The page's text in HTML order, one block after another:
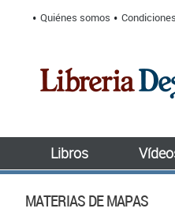
Quiénes somos
Libros
MATERIAS DE MAPAS